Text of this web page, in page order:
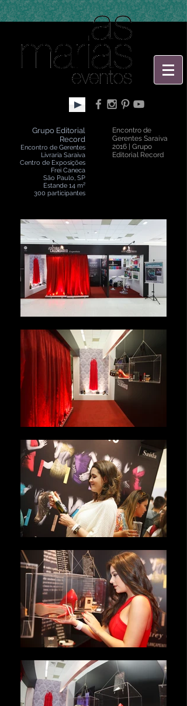
Grupo Editorial
Record
Encontro de Gerentes
Livraria Saraiva
Centro de Exposições
Frei Caneca
São Paulo, SP
Estande 14 m²
300 participantes
Encontro de
Gerentes Saraiva
2016 | Grupo
Editorial Record